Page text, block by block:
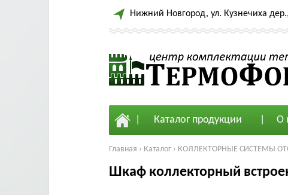
Нижний Новгород, ул. Кузнечиха
Каталог продукции О
Главная › Каталог › КОЛЛЕКТОРНЫЕ СИСТЕМЫ
Шкаф коллекторный